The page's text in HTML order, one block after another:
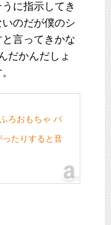
に指示してき
のだが僕のシ
言ってきかな
だかんだしょ
ろおもちゃ バ
ったりすると音